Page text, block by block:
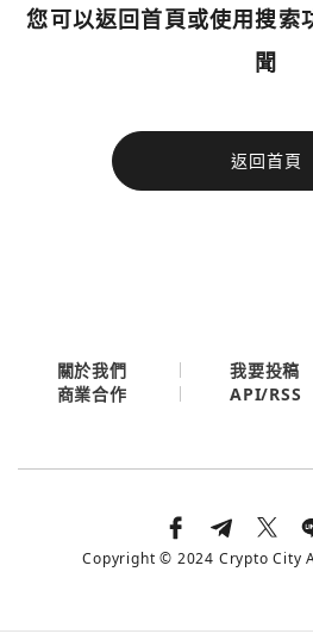
您可以返回首頁或使用搜索
聞
返回首頁
今日熱門
使用以下帳號
您已閒置5分鐘，請點擊關閉按鈕
今日熱門
關於我們 我要投稿
商業合作
API/RSS
Copyright © 2024 Crypto City